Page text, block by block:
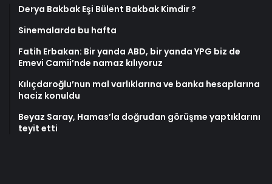
Derya Bakbak Eşi Bülent Bakbak Kimdir ?
Sinemalarda bu hafta
Fatih Erbakan: Bir yanda ABD, bir yanda YPG biz de
Emevi Camii’nde namaz kılıyoruz
Kılıçdaroğlu’nun mal varlıklarına ve banka hesaplarına
haciz konuldu
Beyaz Saray, Hamas’la doğrudan görüşme yaptıklarını
teyit etti